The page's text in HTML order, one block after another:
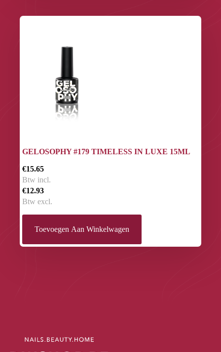
GELOSOPHY #179 TIMELESS IN LUXE 15ML
€15.65
Btw incl.
€12.93
Btw excl.
Toevoegen Aan Winkelwagen